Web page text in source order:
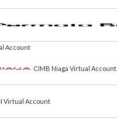
Account
CIMB Niaga Virtual Account
Virtual Account